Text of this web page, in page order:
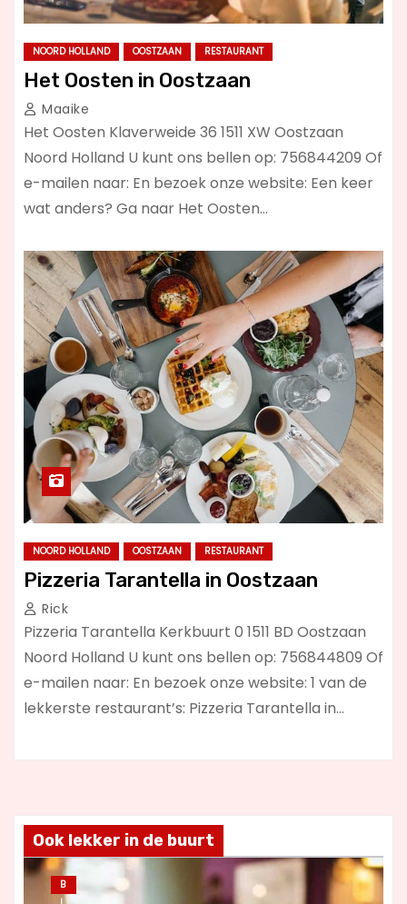
NOORD HOLLAND OOSTZAAN RESTAURANT
Het Oosten in Oostzaan
Maaike
Het Oosten Klaverweide 36 1511 XW Oostzaan
Noord Holland U kunt ons bellen op: 756844209 Of
e-mailen naar: En bezoek onze website: Een keer
wat anders? Ga naar Het Oosten…
NOORD HOLLAND OOSTZAAN RESTAURANT
Pizzeria Tarantella in Oostzaan
Rick
Pizzeria Tarantella Kerkbuurt 0 1511 BD Oostzaan
Noord Holland U kunt ons bellen op: 756844809 Of
e-mailen naar: En bezoek onze website: 1 van de
lekkerste restaurant’s: Pizzeria Tarantella in…
Ook lekker in de buurt
B